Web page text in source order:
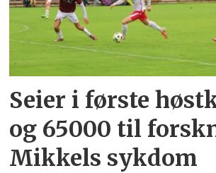
Seier i første
og 65000 til
Mikkels sykdom